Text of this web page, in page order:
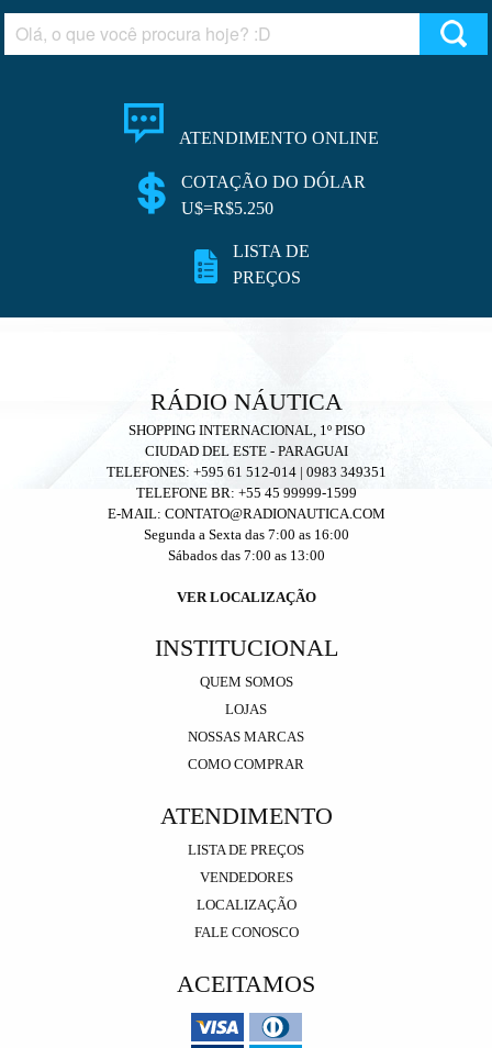
ATENDIMENTO ONLINE
COTAÇÃO DO DÓLAR
U$=R$5.250
LISTA DE
PREÇOS
RÁDIO NÁUTICA
SHOPPING INTERNACIONAL, 1º PISO
CIUDAD DEL ESTE - PARAGUAI
TELEFONES: +595 61 512-014 | 0983 349351
TELEFONE BR: +55 45 99999-1599
E-MAIL: CONTATO@RADIONAUTICA.COM
Segunda a Sexta das 7:00 as 16:00
Sábados das 7:00 as 13:00
VER LOCALIZAÇÃO
INSTITUCIONAL
QUEM SOMOS
LOJAS
NOSSAS MARCAS
COMO COMPRAR
ATENDIMENTO
LISTA DE PREÇOS
VENDEDORES
LOCALIZAÇÃO
FALE CONOSCO
ACEITAMOS